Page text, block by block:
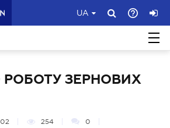
UA
ЗЕРНОВИХ
254 0